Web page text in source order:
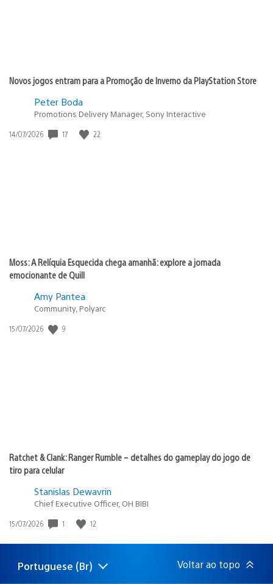
Novos jogos entram para a Promoção de Inverno da PlayStation Store
Peter Boda
Promotions Delivery Manager, Sony Interactive
Data
14/07/2026 17 22
Moss: A Relíquia Esquecida chega amanhã: explore a jornada
emocionante de Quill
Amy Pantea
Community, Polyarc
Data
15/07/2026 9
Ratchet & Clank: Ranger Rumble – detalhes do gameplay do jogo de
tiro para celular
Stanislas Dewavrin
Chief Executive Officer, OH BIBI
Data
publicação:
15/07/2026 1 12
Selecione
Região
Portuguese (Br) Voltar ao topo